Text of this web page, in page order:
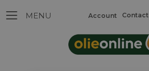
Contact
Account